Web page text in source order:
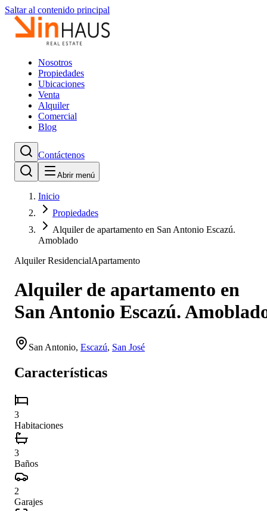
Saltar al contenido principal
Nosotros
Propiedades
Ubicaciones
Venta
Alquiler
Comercial
Blog
Contáctenos
Abrir menú
Inicio
Propiedades
Alquiler de apartamento en San Antonio Escazú.
Amoblado
Alquiler ResidencialApartamento
Alquiler de apartamento en
San Antonio Escazú.
San Antonio, Escazú, San José
Características
3
Habitaciones
3
Baños
2
Garajes